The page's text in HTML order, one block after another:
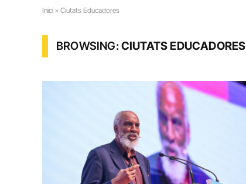
Inici » Ciutats Educadores
BROWSING:CIUTATS EDUCADORES